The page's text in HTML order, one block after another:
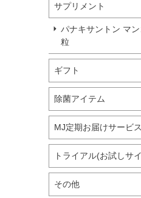
サプリメント
パナキサントン マ
粒
ギフト
除菌アイテム
MJ定期お届けサービス
トライアル(お試しサイ
その他